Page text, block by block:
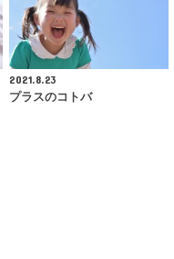
2021.8.23
プラスのコトバ